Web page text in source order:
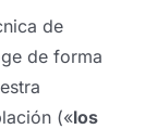
de
de forma
(«los